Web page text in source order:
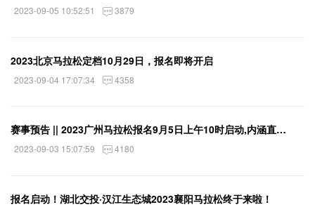
2023-09-05 10:52:51 3879
2023北京马拉松定档10月29日，报名即将开启
2023-09-04 17:07:34 4358
赛事预告 || 2023广州马拉松报名9月5日上午10时启动,内涵直通成绩及官网报名方式
2023-09-03 15:07:59 4180
报名启动！湖北交投·汉江生态城2023襄阳马拉松终于来啦！